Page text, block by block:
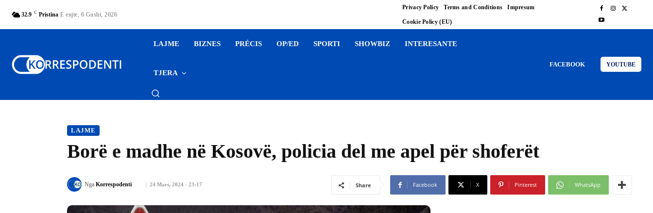
32.9 C Pristina E enjte, 6 Gusht, 2026
Privacy Policy Terms and Conditions Impresum
Cookie Policy (EU)
LAJME BIZNES PRÉCIS OP/ED SPORTI SHOWBIZ INTERESANTE
TJERA
FACEBOOK YOUTUBE
LAJME
Borë e madhe në Kosovë, policia del me apel për shoferët
24 Mars, 2024 - 23:17
Nga Korrespodenti Share Facebook X Pinterest WhatsApp